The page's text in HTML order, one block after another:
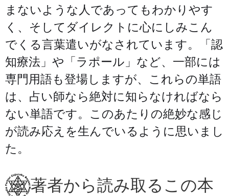
まないような人であってもわかりやす
く、そしてダイレクトに心にしみこん
でくる言葉遣いがなされています。「認
知療法」や「ラポール」など、一部には
専門用語も登場しますが、これらの単語
は、占い師なら絶対に知らなければなら
ない単語です。このあたりの絶妙な感じ
が読み応えを生んでいるように思いまし
た。
著者から読み取るこの本